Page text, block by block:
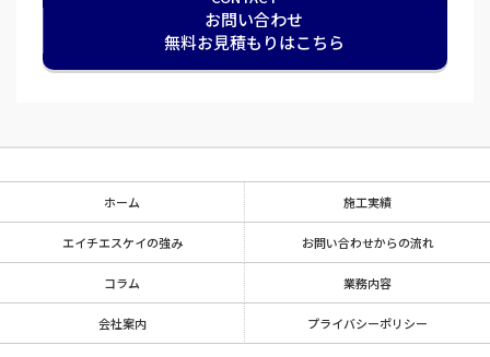
お問い合わせ
無料お⾒積もりはこちら
ホーム 施工実績
エイチエスケイの強み お問い合わせからの流れ
コラム 業務内容
会社案内 プライバシーポリシー